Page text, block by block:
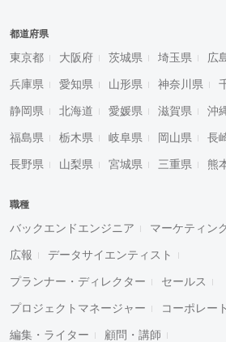
都道府県
東京都 大阪府 茨城県 埼玉県 広
兵庫県 愛知県 山形県 神奈川県
静岡県 北海道 愛媛県 滋賀県 沖
福島県 栃木県 岐阜県 岡山県 長
長野県 山梨県 宮城県 三重県 熊
職種
バックエンドエンジニア マーケティン
広報 データサイエンティスト
プランナー・ディレクター セールス
プロジェクトマネージャー コーポレー
編集・ライター 顧問・講師